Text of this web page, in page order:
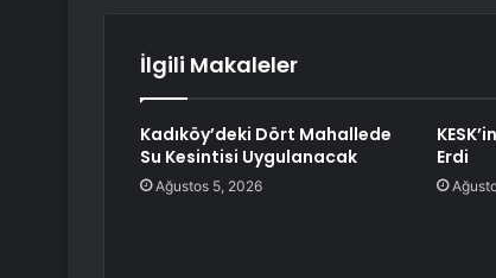
İlgili Makaleler
Kadıköy’deki Dört Mahallede
Su Kesintisi Uygulanacak
Ağustos 5, 2026
Erdi